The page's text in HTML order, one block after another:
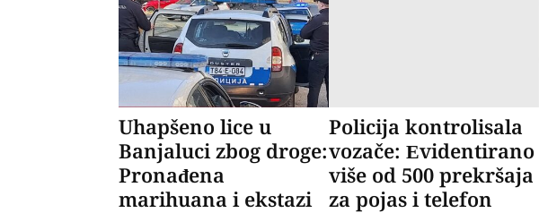
Uhapšeno lice u
Banjaluci zbog droge:
Pronađena
marihuana i ekstazi
Policija kontrolisala
vozače: Evidentirano
više od 500 prekršaja
za pojas i telefon